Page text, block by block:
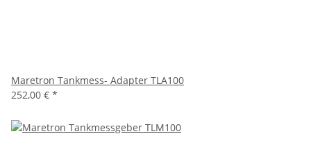
Maretron Tankmess- Adapter TLA100
252,00 € *